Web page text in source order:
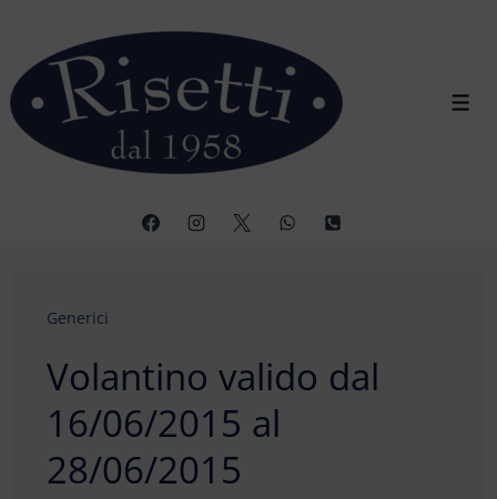
contenuto
principale
Generici
Volantino valido dal
16/06/2015 al
28/06/2015